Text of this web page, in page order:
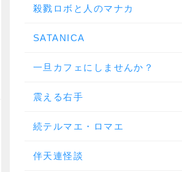
殺戮ロボと人のマナカ
SATANICA
一旦カフェにしませんか？
震える右手
続テルマエ・ロマエ
伴天連怪談